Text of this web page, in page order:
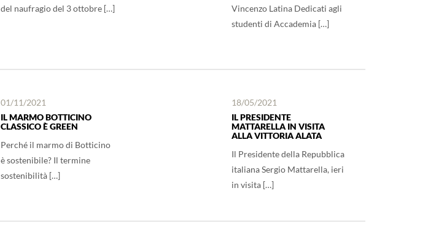
del naufragio del 3 ottobre […]
Vincenzo Latina Dedicati agli
studenti di Accademia […]
01/11/2021
IL MARMO BOTTICINO
CLASSICO È GREEN
Perché il marmo di Botticino
è sostenibile? Il termine
sostenibilità […]
18/05/2021
IL PRESIDENTE
MATTARELLA IN VISITA
ALLA VITTORIA ALATA
Il Presidente della Repubblica
italiana Sergio Mattarella, ieri
in visita […]